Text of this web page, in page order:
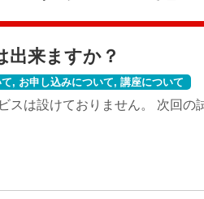
出来ますか？
, お申し込みについて, 講座について
スは設けておりません。 次回